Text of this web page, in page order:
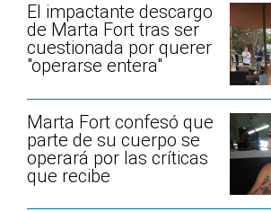
El impactante descargo
de Marta Fort tras ser
cuestionada por querer
"operarse entera"
Marta Fort confesó que
parte de su cuerpo se
operará por las críticas
que recibe